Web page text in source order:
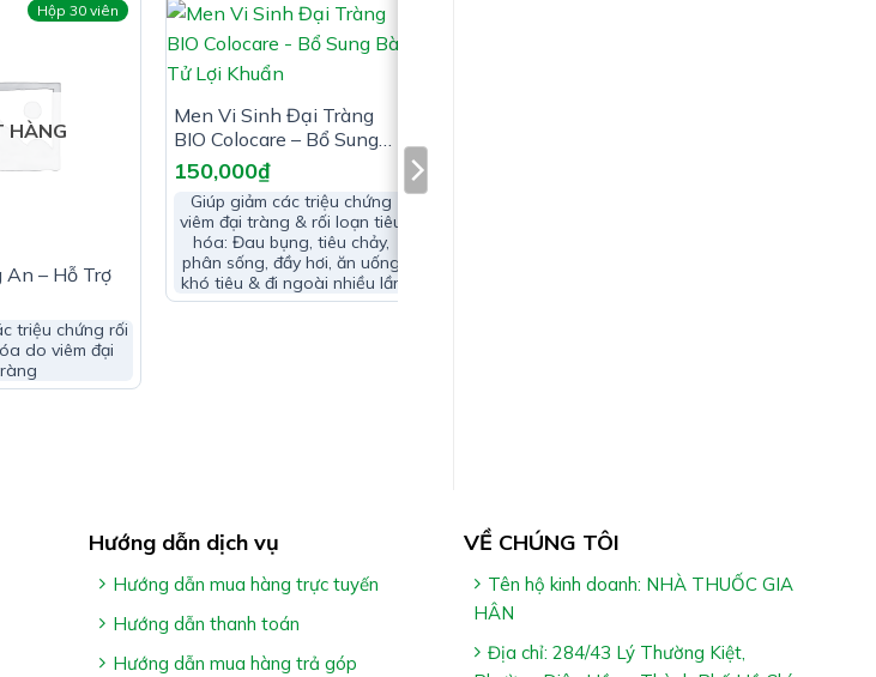
Hộp 30 viên
HÀNG
– Hỗ Trợ
triệu chứng rối
do viêm đại
Men Vi Sinh Đại Tràng
BIO Colocare – Bổ Sung
Bào Tử Lợi Khuẩn
150,000₫
Giúp giảm các triệu chứng
viêm đại tràng & rối loạn tiêu
hóa: Đau bụng, tiêu chảy,
phân sống, đầy hơi, ăn uống
khó tiêu & đi ngoài nhiều lần
Hướng dẫn dịch vụ
Hướng dẫn mua hàng trực tuyến
Hướng dẫn thanh toán
Hướng dẫn mua hàng trả góp
VỀ CHÚNG TÔI
Tên hộ kinh doanh: NHÀ THUỐC GIA
HÂN
Địa chỉ: 284/43 Lý Thường Kiệt,